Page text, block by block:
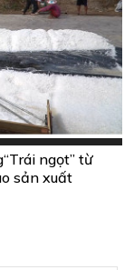
ngọt” từ
sản xuất